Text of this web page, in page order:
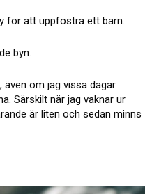
för att uppfostra ett barn.
byn.
även om jag vissa dagar
Särskilt när jag vaknar ur
är liten och sedan minns